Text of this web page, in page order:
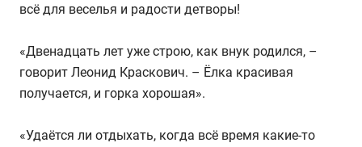
всё для веселья и радости детворы!
«Двенадцать лет уже строю, как внук родился, –
говорит Леонид Краскович. – Ёлка красивая
получается, и горка хорошая».
«Удаётся ли отдыхать, когда всё время какие-то